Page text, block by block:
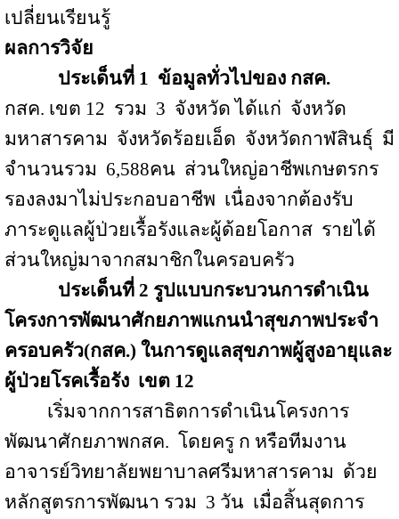
เปลี่ยนเรียนรู้
ผลการวิจัย
ประเด็นที่ 1 ข้อมูลทั่วไปของ กสค.
กสค. เขต 12 รวม 3 จังหวัด ได้แก่ จังหวัด
มหาสารคาม จังหวัดร้อยเอ็ด จังหวัดกาฬสินธุ์ มี
จำนวนรวม 6,588คน ส่วนใหญ่อาชีพเกษตรกร
รองลงมาไม่ประกอบอาชีพ เนื่องจากต้องรับ
ภาระดูแลผู้ป่วยเรื้อรังและผู้ด้อยโอกาส รายได้
ส่วนใหญ่มาจากสมาชิกในครอบครัว
ประเด็นที่ 2 รูปแบบกระบวนการดำเนิน
โครงการพัฒนาศักยภาพแกนนำสุขภาพประจำ
ครอบครัว(กสค.) ในการดูแลสุขภาพผู้สูงอายุและ
ผู้ป่วยโรคเรื้อรัง เขต 12
เริ่มจากการสาธิตการดำเนินโครงการ
พัฒนาศักยภาพกสค. โดยครู ก หรือทีมงาน
อาจารย์วิทยาลัยพยาบาลศรีมหาสารคาม ด้วย
หลักสูตรการพัฒนา รวม 3 วัน เมื่อสิ้นสุดการ